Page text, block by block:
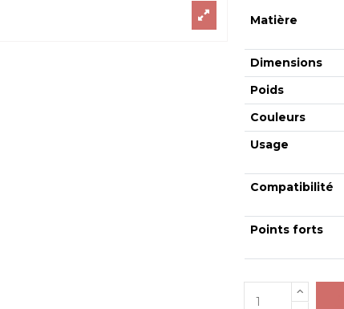
Matière
Dimensions
Poids
Couleurs
Usage
Compatibilité
Points forts